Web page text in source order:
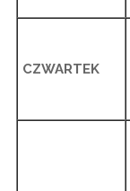
CZWARTEK